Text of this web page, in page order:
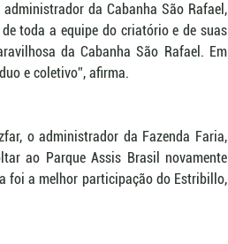
da Cabanha São Rafael,
toda a equipe do criatório e de suas
da Cabanha São Rafael. Em
e coletivo”, afirma.
o administrador da Fazenda Faria,
ao Parque Assis Brasil novamente
foi a melhor participação do Estribillo,